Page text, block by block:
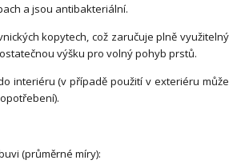
a jsou antibakteriální.
kopytech, což zaručuje plně využitelný
výšku pro volný pohyb prstů.
interiéru (v případě použití v exteriéru může
(průměrné míry):